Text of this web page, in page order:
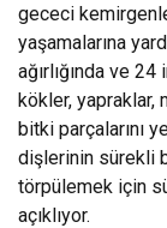
gececi
yaşamalarına
ağırlığında ve
kökler,
bitki parçalarını
dişlerinin sürekli
törpülemek için
açıklıyor.